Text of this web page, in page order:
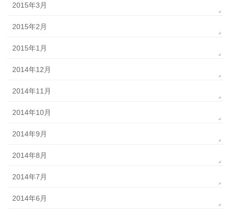
2015年3月
2015年2月
2015年1月
2014年12月
2014年11月
2014年10月
2014年9月
2014年8月
2014年7月
2014年6月